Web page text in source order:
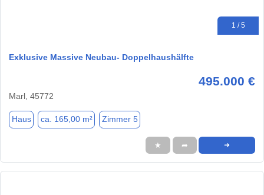
1 / 5
Exklusive Massive Neubau- Doppelhaushälfte
495.000 €
Marl, 45772
Haus ca. 165,00 m² Zimmer 5
★ ➦ ➜